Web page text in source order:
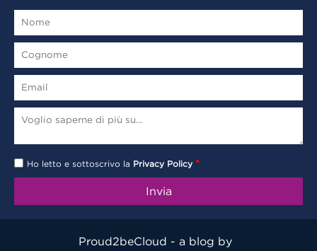
Ho letto e sottoscrivo la Privacy Policy *
Proud2beCloud - a blog by